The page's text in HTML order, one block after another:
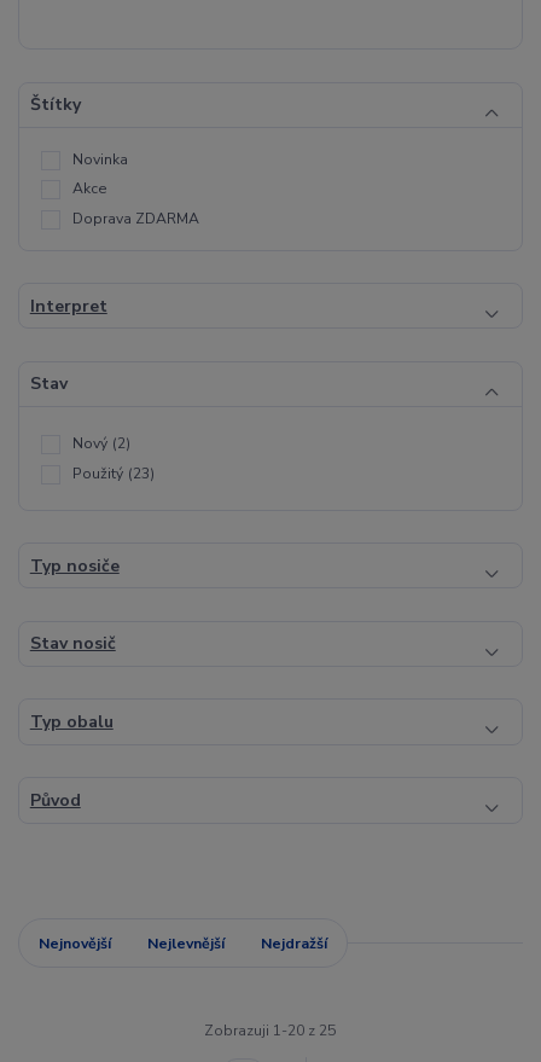
Štítky
Novinka
Akce
Doprava ZDARMA
Interpret
Stav
Nový (2)
Použitý (23)
Typ nosiče
Stav nosič
Typ obalu
Původ
Nejnovější Nejlevnější Nejdražší
Zobrazuji 1-20 z 25